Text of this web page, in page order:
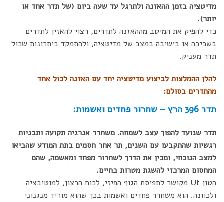
מדיטציה בזמן ההאזנה ולתרגל עד שעה ביום (של תדר אחד או
יותר).
כדי להפיק את המיטב מההאזנה לתדרים, רצוי להאזין לתדרים
בשכיבה או בישיבה במצב של מדיטציה, ולהתמקד ביתרונות שכול
תדר מעניק.
להלן ההמלצות לביצוע מדיטציה יחד עם האזנה לכול אחד
מהתדרים בסולם:
תדר 396 הרץ – שחרור פחדים ואשמות:
תדר שנועד להפוך עצב לשמחה. משחרר אנרגיה תקועה ותבניות
רגשיות שהתקבעו עם השנים, תר אחר חסמים בתת המודע שהביאו
למצב הנוכחי, ומכין את הדרך לשחרור מפחד ומאשמה, שהם
המחסום המרכזי להשגת מטרות בחיים.
הטון Ut מקושר לתפיסת הגוף הפיזי, לכוח הרצון, למוטיבציה
ולכוונה. הוא משחרר פחדים ואשמות בכך שהוא מוריד מנגנוני